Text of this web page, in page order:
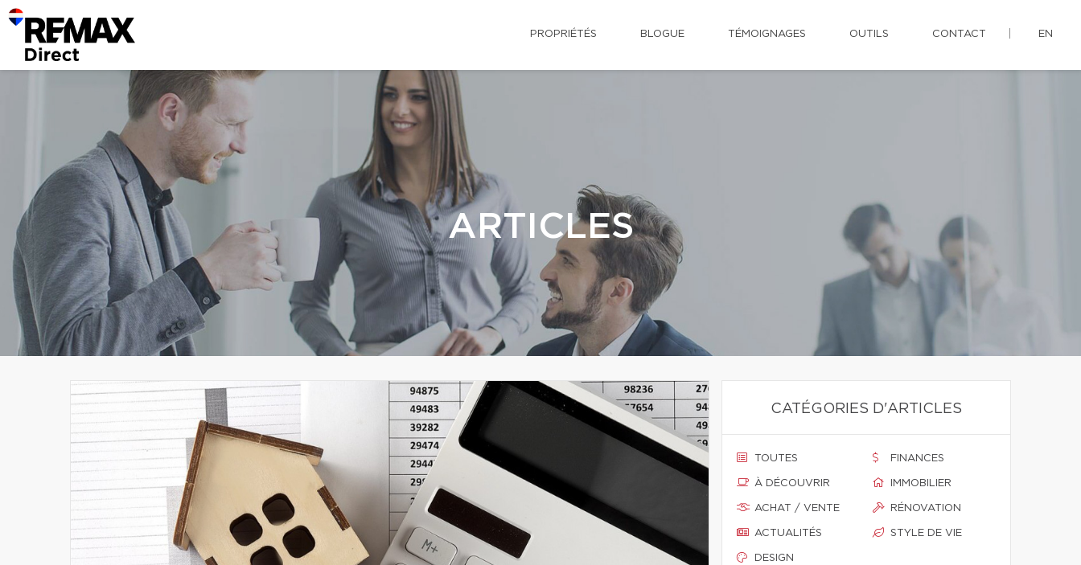
PROPRIÉTÉS BLOGUE TÉMOIGNAGES OUTILS CONTACT EN
ARTICLES
CATÉGORIES D'ARTICLES
TOUTES
À DÉCOUVRIR
ACHAT / VENTE
ACTUALITÉS
DESIGN
FINANCES
IMMOBILIER
RÉNOVATION
STYLE DE VIE